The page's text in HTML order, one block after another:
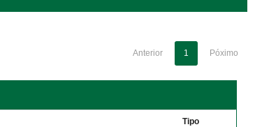
Anterior 1 Póximo
Tipo